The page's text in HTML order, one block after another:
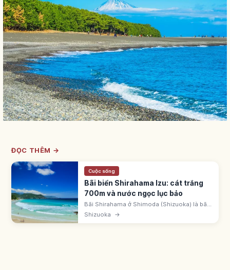
ĐỌC THÊM →
Cuộc sống
Bãi biển Shirahama Izu: cát trắng
700m và nước ngọc lục bảo
Bãi Shirahama ở Shimoda (Shizuoka) là bãi
cát trắng thạch anh dài 700m, nước trong
Shizuoka →